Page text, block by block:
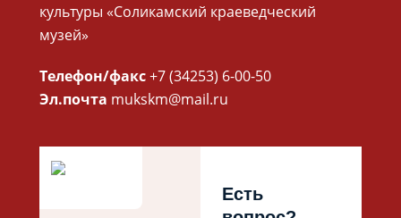
культуры «Соликамский краеведческий
музей»
Телефон/факс+7 (34253) 6-00-50
Эл.почта mukskm@mail.ru
Есть